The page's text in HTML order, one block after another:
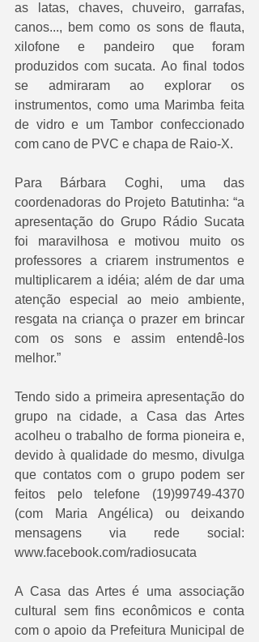
as latas, chaves, chuveiro, garrafas,
canos..., bem como os sons de flauta,
xilofone e pandeiro que foram
produzidos com sucata. Ao final todos
se admiraram ao explorar os
instrumentos, como uma Marimba feita
de vidro e um Tambor confeccionado
com cano de PVC e chapa de Raio-X.
Para Bárbara Coghi, uma das
coordenadoras do Projeto Batutinha: “a
apresentação do Grupo Rádio Sucata
foi maravilhosa e motivou muito os
professores a criarem instrumentos e
multiplicarem a idéia; além de dar uma
atenção especial ao meio ambiente,
resgata na criança o prazer em brincar
com os sons e assim entendê-los
melhor.”
Tendo sido a primeira apresentação do
grupo na cidade, a Casa das Artes
acolheu o trabalho de forma pioneira e,
devido à qualidade do mesmo, divulga
que contatos com o grupo podem ser
feitos pelo telefone (19)99749-4370
(com Maria Angélica) ou deixando
mensagens via rede social:
www.facebook.com/radiosucata
A Casa das Artes é uma associação
cultural sem fins econômicos e conta
com o apoio da Prefeitura Municipal de